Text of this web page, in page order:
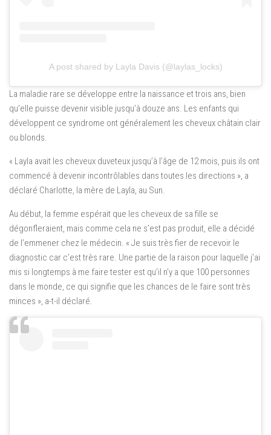
A post shared by Layla Davis (@laylas_locks)
La maladie rare se développe entre la naissance et trois ans, bien
qu’elle puisse devenir visible jusqu’à douze ans. Les enfants qui
développent ce syndrome ont généralement les cheveux châtain clair
ou blonds.
« Layla avait les cheveux duveteux jusqu’à l’âge de 12 mois, puis ils ont
commencé à devenir incontrôlables dans toutes les directions », a
déclaré Charlotte, la mère de Layla, au Sun.
Au début, la femme espérait que les cheveux de sa fille se
dégonfleraient, mais comme cela ne s’est pas produit, elle a décidé
de l’emmener chez le médecin. « Je suis très fier de recevoir le
diagnostic car c’est très rare. Une partie de la raison pour laquelle j’ai
mis si longtemps à me faire tester est qu’il n’y a que 100 personnes
dans le monde, ce qui signifie que les chances de le faire sont très
minces », a-t-il déclaré.